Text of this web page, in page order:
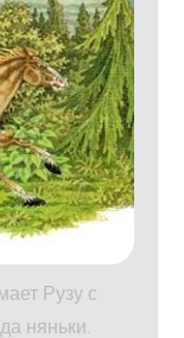
Рузу с
няньки.